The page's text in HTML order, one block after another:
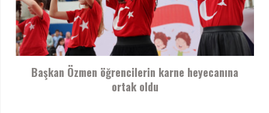
Başkan Özmen öğrencilerin karne heyecanına
ortak oldu